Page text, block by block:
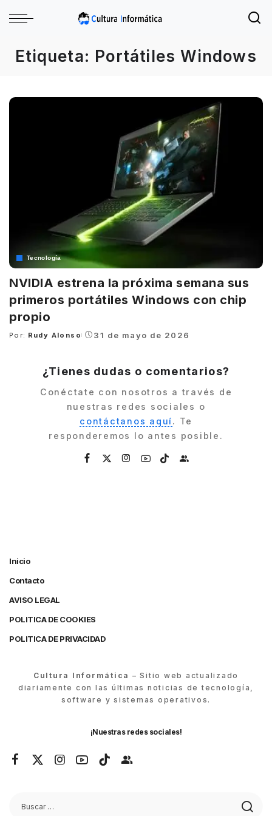
Etiqueta: Portátiles Windows
Tecnología
NVIDIA estrena la próxima semana sus
primeros portátiles Windows con chip
propio
Posted
Por: Rudy Alonso 31 de mayo de 2026
¿Tienes dudas o comentarios?
Conéctate con nosotros a través de
nuestras redes sociales o
contáctanos aquí. Te
responderemos lo antes posible.
Inicio
Contacto
AVISO LEGAL
POLITICA DE COOKIES
POLITICA DE PRIVACIDAD
Cultura Informática – Sitio web actualizado
diariamente con las últimas noticias de tecnología,
software y sistemas operativos.
¡Nuestras redes sociales!